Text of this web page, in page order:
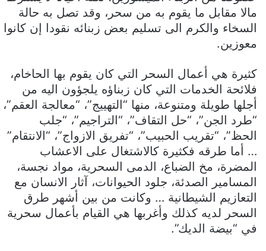
مالا مقابل ما يقوم به من سحر، وقد تصل به حالة
السخاء والكرم الى تسليم بعض زبنائه نقودا إن كانوا
معوزين.
كثيرة هي أعمال السحر التي كان يقوم بها الحاخام،
فلائحة الخدمات التي كان زبناؤه يلجؤون اليه من
أجلها طويلة ومتنوعة، منها “التهييج”، “معالجة العقم”،
“طرد الجن”، “حل التقاف”، “التراجيم”، “جلب
الحظ”، “تقريب الحبيب”، “تفريق الازواج”، “الانتقام”
… أما طرقه فكثيرة كالاشتغال على الاعشاب
المضرة، مخ الضباع، الدمى السحرية، مواد نجسة،
المسامير الصدئة، جلود الحيوانات، آثار الانسان مع
التعازيم الشيطانية … وكانت من بين أشهر طرق
السحر لديه كذلك وأغربها هي القيام بأعمال سحرية
في “بيضة الديك”.